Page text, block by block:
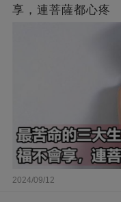
享，連菩薩都心疼
2024/09/12